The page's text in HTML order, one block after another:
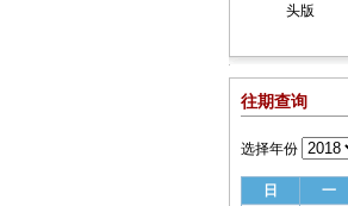
头版
往期查询
选择年份
日 一